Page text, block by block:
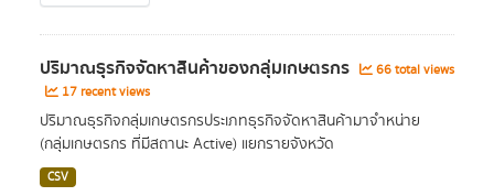
ปริมาณธุรกิจจัดหาสินค้าของกลุ่มเกษตรกร
66 total views
17 recent views
ปริมาณธุรกิจกลุ่มเกษตรกรประเภทธุรกิจจัดหาสินค้ามาจำหน่าย
(กลุ่มเกษตรกร ที่มีสถานะ Active) แยกรายจังหวัด
CSV